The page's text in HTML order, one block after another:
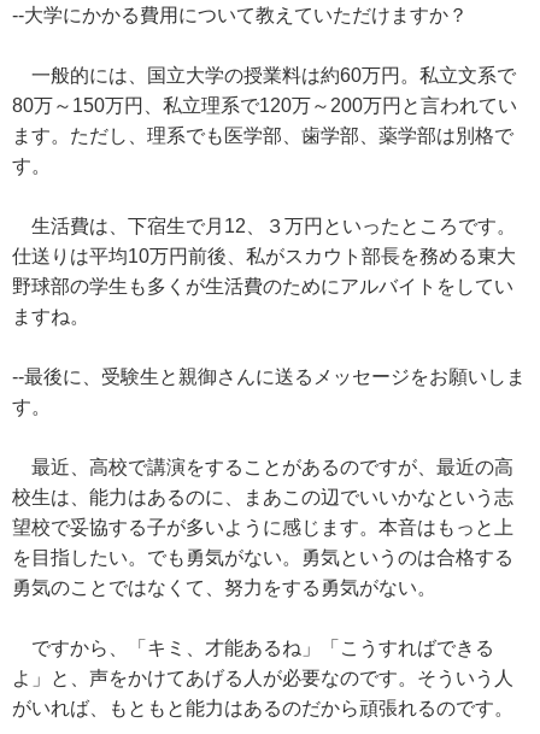
--大学にかかる費用について教えていただけますか？
一般的には、国立大学の授業料は約60万円。私立文系で
80万～150万円、私立理系で120万～200万円と言われてい
ます。ただし、理系でも医学部、歯学部、薬学部は別格で
す。
生活費は、下宿生で月12、３万円といったところです。
仕送りは平均10万円前後、私がスカウト部長を務める東大
野球部の学生も多くが生活費のためにアルバイトをしてい
ますね。
--最後に、受験生と親御さんに送るメッセージをお願いしま
す。
最近、高校で講演をすることがあるのですが、最近の高
校生は、能力はあるのに、まあこの辺でいいかなという志
望校で妥協する子が多いように感じます。本音はもっと上
を目指したい。でも勇気がない。勇気というのは合格する
勇気のことではなくて、努力をする勇気がない。
ですから、「キミ、才能あるね」「こうすればできる
よ」と、声をかけてあげる人が必要なのです。そういう人
がいれば、もともと能力はあるのだから頑張れるのです。